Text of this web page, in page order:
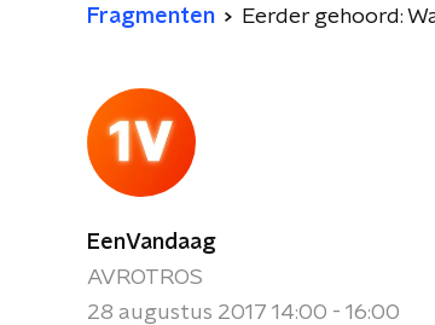
Fragmenten Eerder gehoord:
EenVandaag
AVROTROS
28 augustus 2017 14:00 - 16:00